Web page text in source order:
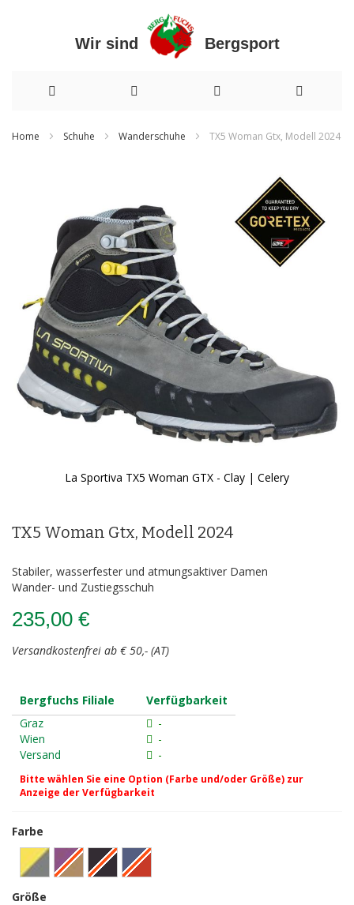
Wir sind Bergsport
Home Schuhe Wanderschuhe TX5 Woman Gtx, Modell 2024
La Sportiva TX5 Woman GTX - Clay | Celery
der
TX5 Woman Gtx, Modell 2024
Stabiler, wasserfester und atmungsaktiver Damen
Wander- und Zustiegsschuh
235,00 €
Versandkostenfrei ab € 50,- (AT)
Bergfuchs Filiale
Verfügbarkeit
Graz
-
Wien
-
Versand
-
Bitte wählen Sie eine Option (Farbe und/oder Größe) zur
Anzeige der Verfügbarkeit
Farbe
Größe